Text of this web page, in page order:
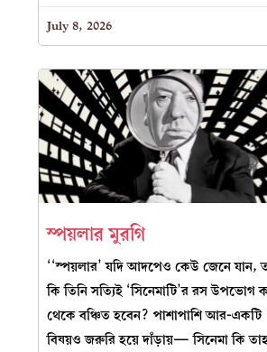
July 8, 2026
স্পয়লার মুরগি
‘‘স্পয়লার’ যদি আদপেও কেউ জেনে যান,
কি তিনি সত্যিই ‘সিনেমাটি’র রস উপভোগ
থেকে বঞ্চিত হবেন? পাশাপাশি আর-একটি
বিষয়ও জরুরি হয়ে দাঁড়ায়— সিনেমা কি